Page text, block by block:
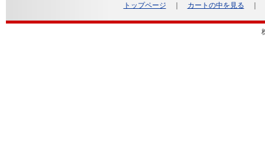
トップページ カートの中を見る